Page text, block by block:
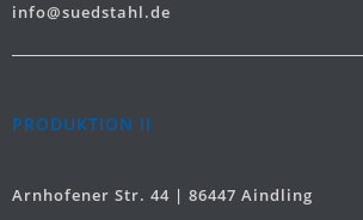
info@suedstahl.de
PRODUKTION II
Arnhofener Str. 44 | 86447 Aindling